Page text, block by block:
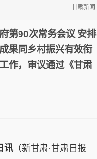
甘肃新闻
第90次常务会议 安排
果同乡村振兴有效衔
作，审议通过《甘肃
讯 （新甘肃·甘肃日报